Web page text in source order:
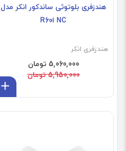
هندزفری بلوتوثی ساندکور انکر مدل
R60i NC
هندزفری انکر
5,060,000 تومان
5,950,000 تومان